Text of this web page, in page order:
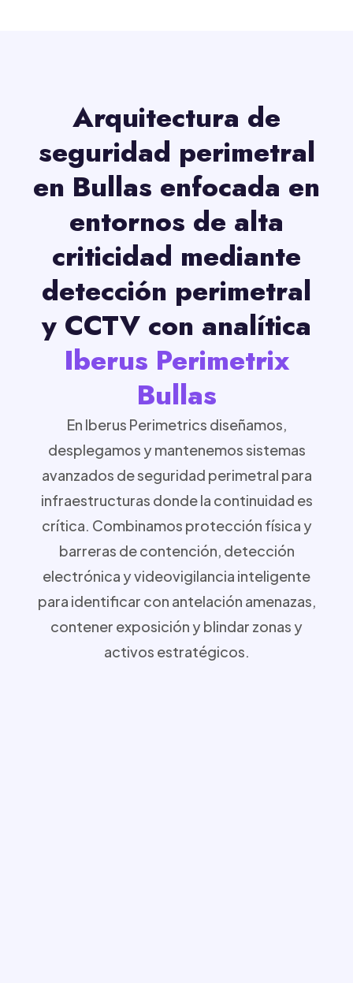
Arquitectura de
seguridad perimetral
en Bullas enfocada en
entornos de alta
criticidad mediante
detección perimetral
y CCTV con analítica
Iberus Perimetrix
Bullas
En Iberus Perimetrics diseñamos,
desplegamos y mantenemos sistemas
avanzados de seguridad perimetral para
infraestructuras donde la continuidad es
crítica. Combinamos protección física y
barreras de contención, detección
electrónica y videovigilancia inteligente
para identificar con antelación amenazas,
contener exposición y blindar zonas y
activos estratégicos.